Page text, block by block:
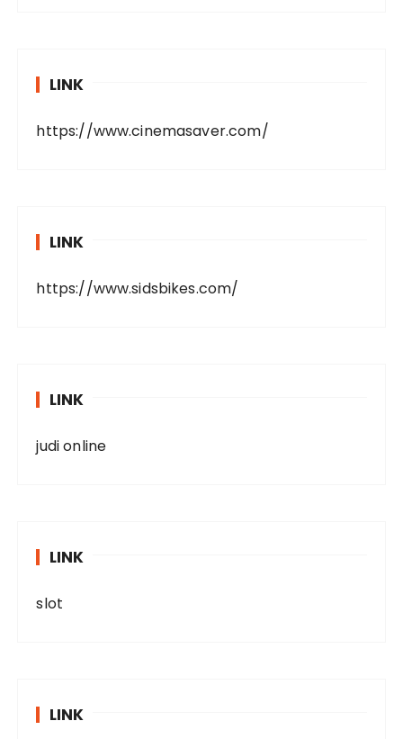
LINK
https://www.cinemasaver.com/
LINK
https://www.sidsbikes.com/
LINK
judi online
LINK
slot
LINK